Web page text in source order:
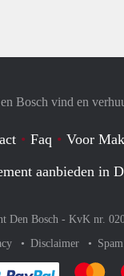
Bosch vind en
Faq Voor
aanbieden in
Den Bosch - KvK nr.
Disclaimer